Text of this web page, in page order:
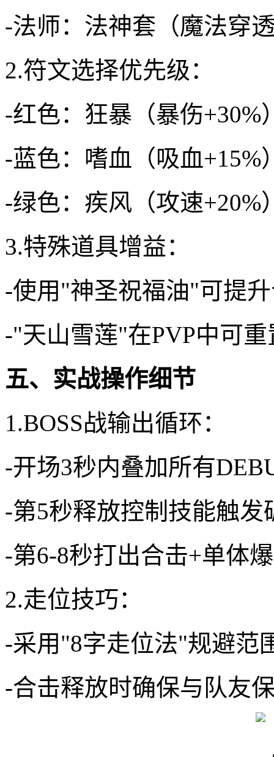
-法师：法神套（魔法穿
2.符文选择优先级：
-红色：狂暴（暴伤+30%
-蓝色：嗜血（吸血+15%
-绿色：疾风（攻速+20%
3.特殊道具增益：
-使用"神圣祝福油"可提
-"天山雪莲"在PVP中可
五、实战操作细节
1.BOSS战输出循环：
-开场3秒内叠加所有
-第5秒释放控制技能触发
-第6-8秒打出合击+单体
2.走位技巧：
-采用"8字走位法"规避范
-合击释放时确保与队友